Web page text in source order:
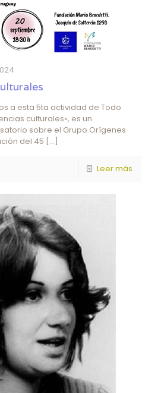
a esta 5ta actividad de Todo
culturales», es un
sobre el Grupo Orígenes
del 45 […]
Leer más